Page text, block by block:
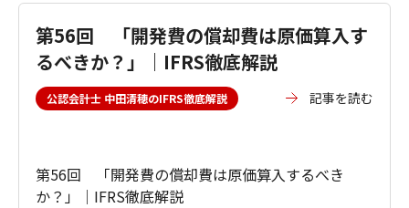
第56回 「開発費の償却費は原価算入す
るべきか？」｜IFRS徹底解説
公認会計士 中田清穂のIFRS徹底解説 記事を読む
第56回 「開発費の償却費は原価算入するべき
か？」｜IFRS徹底解説